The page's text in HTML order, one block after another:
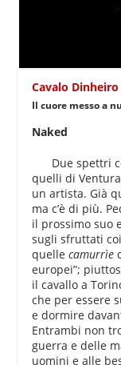
Cavalo
Il cuore messo a
Naked
Due spettri
quelli di
un artista. Già
ma c’è di più.
il prossimo suo
sugli sfruttati
quellecamurrìe
europei”;
il cavallo a
che per essere
e dormire
Entrambi non
guerra e delle
uomini e alle